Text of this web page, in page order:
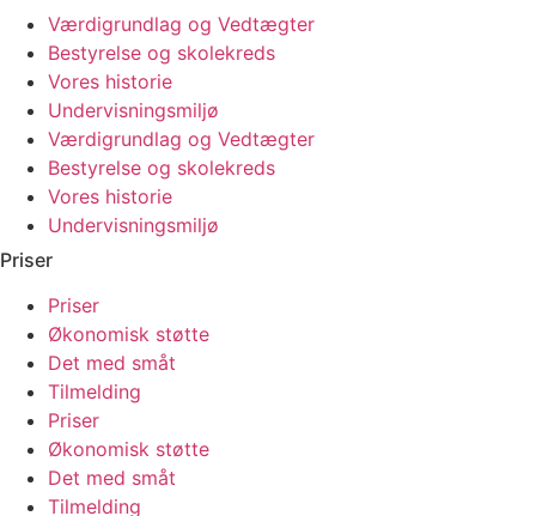
Værdigrundlag og Vedtægter
Bestyrelse og skolekreds
Vores historie
Undervisningsmiljø
Værdigrundlag og Vedtægter
Bestyrelse og skolekreds
Vores historie
Undervisningsmiljø
Priser
Priser
Økonomisk støtte
Det med småt
Tilmelding
Priser
Økonomisk støtte
Det med småt
Tilmelding